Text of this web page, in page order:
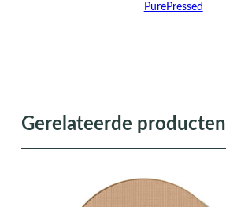
PurePressed
Gerelateerde producten